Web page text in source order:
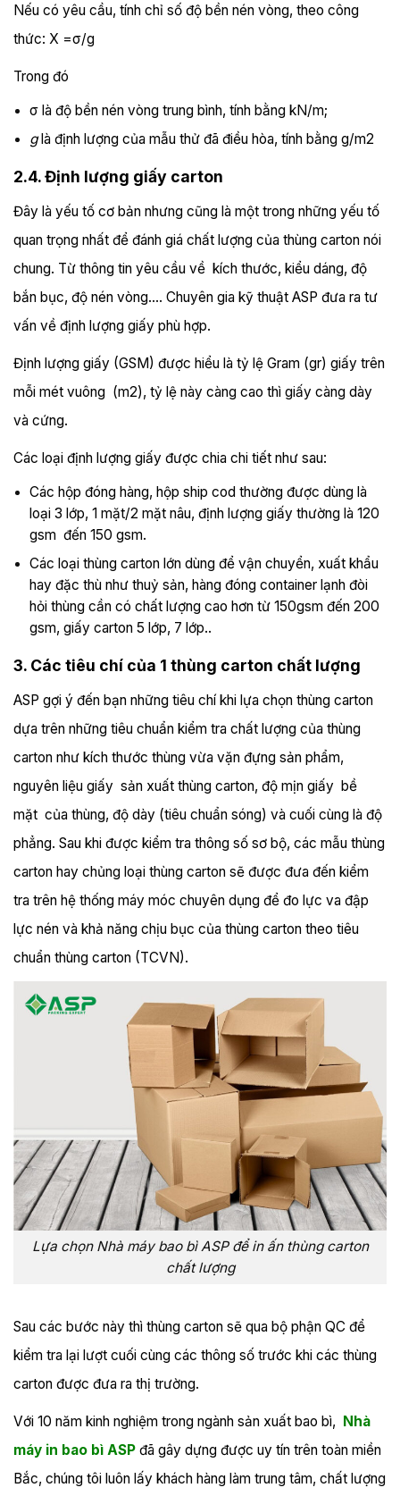
Nếu có yêu cầu, tính chỉ số độ bền nén vòng, theo công
thức: X =σ/g
Trong đó
σ là độ bền nén vòng trung bình, tính bằng kN/m;
glà định lượng của mẫu thử đã điều hòa, tính bằng g/m2
2.4. Định lượng giấy carton
Đây là yếu tố cơ bản nhưng cũng là một trong những yếu tố
quan trọng nhất để đánh giá chất lượng của thùng carton nói
chung. Từ thông tin yêu cầu về kích thước, kiểu dáng, độ
bắn bục, độ nén vòng…. Chuyên gia kỹ thuật ASP đưa ra tư
vấn về định lượng giấy phù hợp.
Định lượng giấy (GSM) được hiểu là tỷ lệ Gram (gr) giấy trên
mỗi mét vuông (m2), tỷ lệ này càng cao thì giấy càng dày
và cứng.
Các loại định lượng giấy được chia chi tiết như sau:
Các hộp đóng hàng, hộp ship cod thường được dùng là
loại 3 lớp, 1 mặt/2 mặt nâu, định lượng giấy thường là 120
gsm đến 150 gsm.
Các loại thùng carton lớn dùng để vận chuyển, xuất khẩu
hay đặc thù như thuỷ sản, hàng đóng container lạnh đòi
hỏi thùng cần có chất lượng cao hơn từ 150gsm đến 200
gsm, giấy carton 5 lớp, 7 lớp..
3. Các tiêu chí của 1 thùng carton chất lượng
ASP gợi ý đến bạn những tiêu chí khi lựa chọn thùng carton
dựa trên những tiêu chuẩn kiểm tra chất lượng của thùng
carton như kích thước thùng vừa vặn đựng sản phẩm,
nguyên liệu giấy sản xuất thùng carton, độ mịn giấy bề
mặt của thùng, độ dày (tiêu chuẩn sóng) và cuối cùng là độ
phẳng. Sau khi được kiểm tra thông số sơ bộ, các mẫu thùng
carton hay chủng loại thùng carton sẽ được đưa đến kiểm
tra trên hệ thống máy móc chuyên dụng để đo lực va đập
lực nén và khả năng chịu bục của thùng carton theo tiêu
chuẩn thùng carton (TCVN).
Lựa chọn Nhà máy bao bì ASP để in ấn thùng carton
chất lượng
Sau các bước này thì thùng carton sẽ qua bộ phận QC để
kiểm tra lại lượt cuối cùng các thông số trước khi các thùng
carton được đưa ra thị trường.
Với 10 năm kinh nghiệm trong ngành sản xuất bao bì, Nhà
máy in bao bì ASP đã gây dựng được uy tín trên toàn miền
Bắc, chúng tôi luôn lấy khách hàng làm trung tâm, chất lượng